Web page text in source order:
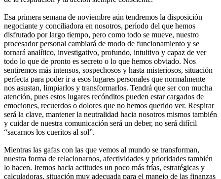
Esa primera semana de noviembre aún tendremos la disposición
negociante y conciliadora en nosotros, período del que hemos
disfrutado por largo tiempo, pero como todo se mueve, nuestro
procesador personal cambiará de modo de funcionamiento y se
tornará analítico, investigativo, profundo, intuitivo y capaz de ver
todo lo que de pronto es secreto o lo que hemos obviado. Nos
sentiremos más intensos, sospechosos y hasta misteriosos, situación
perfecta para poder ir a esos lugares personales que normalmente
nos asustan, limpiarlos y transformarlos. Tendrá que ser con mucha
atención, pues estos lugares recónditos pueden estar cargados de
emociones, recuerdos o dolores que no hemos querido ver. Respirar
será la clave, mantener la neutralidad hacia nosotros mismos también
y cuidar de nuestra comunicación será un deber, no será difícil
“sacarnos los cueritos al sol”.
Mientras las gafas con las que vemos al mundo se transforman,
nuestra forma de relacionarnos, afectividades y prioridades también
lo hacen. Iremos hacia actitudes un poco más frías, estratégicas y
calculadoras, situación muy adecuada para el manejo de las finanzas